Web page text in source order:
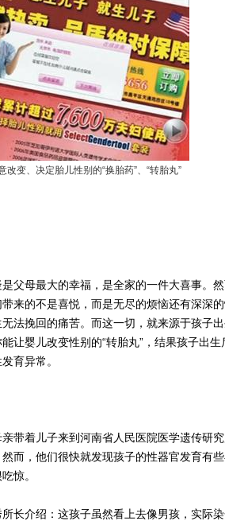
改变、决定胎儿性别的“换胎药”、“转胎丸”
母最大的幸福，是全家的一件大喜事。然
来的不是喜悦，而是无尽的烦恼还有深深
法挽回的痛苦。而这一切，就来源于孩子
让婴儿改变性别的“转胎丸”，结果孩子出生
育异常。
着儿子来到河南省人民医院医学遗传研究
而，他们很快就发现孩子的性器官发育有
惊。
介绍：这孩子虽然看上去像男孩，实际染